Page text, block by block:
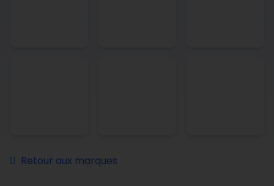
Retour aux marques